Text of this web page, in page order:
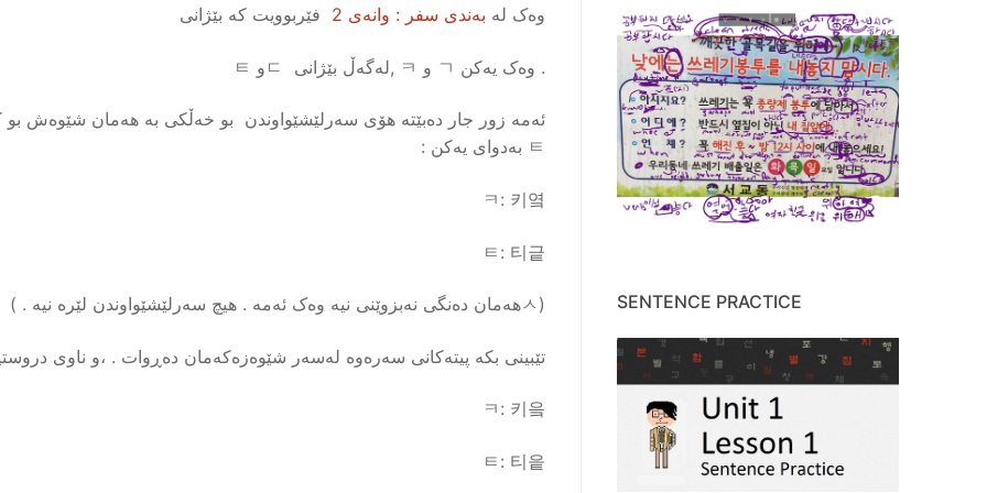
وەک لە بەندی سفر : وانەی فێربوویت کە بێژانی
. وەک یەکن ㄱ و ㅋ ,لەگەڵ بێژانی ㄷو ㅌ
ㅌ بەدوای یەکن :
ㅋ: 키옄
ㅌ: 티긑
(ㅅهەمان دەنگی نەبزوێنی نیە وەک ئەمە . هیچ سەرلێشێواوندن لێرە نیە . )
تێبینی بکە پیتەکانی سەرەوە لەسەر شێوەزەکەمان دەڕوات . ،و ناوی
ㅋ: 키읔
ㅌ: 티읕
SENTENCE PRACTICE